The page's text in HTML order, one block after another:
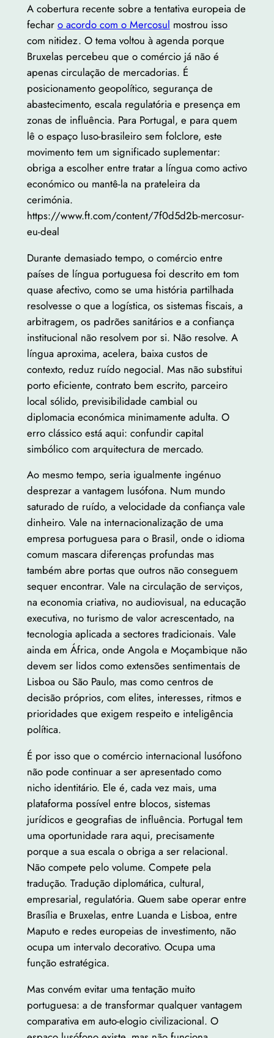
A cobertura recente sobre a tentativa europeia de
fechar o acordo com o Mercosul mostrou isso
com nitidez. O tema voltou à agenda porque
Bruxelas percebeu que o comércio já não é
apenas circulação de mercadorias. É
posicionamento geopolítico, segurança de
abastecimento, escala regulatória e presença em
zonas de influência. Para Portugal, e para quem
lê o espaço luso-brasileiro sem folclore, este
movimento tem um significado suplementar:
obriga a escolher entre tratar a língua como activo
económico ou mantê-la na prateleira da
cerimónia.
https://www.ft.com/content/7f0d5d2b-mercosur-
eu-deal
Durante demasiado tempo, o comércio entre
países de língua portuguesa foi descrito em tom
quase afectivo, como se uma história partilhada
resolvesse o que a logística, os sistemas fiscais, a
arbitragem, os padrões sanitários e a confiança
institucional não resolvem por si. Não resolve. A
língua aproxima, acelera, baixa custos de
contexto, reduz ruído negocial. Mas não substitui
porto eficiente, contrato bem escrito, parceiro
local sólido, previsibilidade cambial ou
diplomacia económica minimamente adulta. O
erro clássico está aqui: confundir capital
simbólico com arquitectura de mercado.
Ao mesmo tempo, seria igualmente ingénuo
desprezar a vantagem lusófona. Num mundo
saturado de ruído, a velocidade da confiança vale
dinheiro. Vale na internacionalização de uma
empresa portuguesa para o Brasil, onde o idioma
comum mascara diferenças profundas mas
também abre portas que outros não conseguem
sequer encontrar. Vale na circulação de serviços,
na economia criativa, no audiovisual, na educação
executiva, no turismo de valor acrescentado, na
tecnologia aplicada a sectores tradicionais. Vale
ainda em África, onde Angola e Moçambique não
devem ser lidos como extensões sentimentais de
Lisboa ou São Paulo, mas como centros de
decisão próprios, com elites, interesses, ritmos e
prioridades que exigem respeito e inteligência
política.
É por isso que o comércio internacional lusófono
não pode continuar a ser apresentado como
nicho identitário. Ele é, cada vez mais, uma
plataforma possível entre blocos, sistemas
jurídicos e geografias de influência. Portugal tem
uma oportunidade rara aqui, precisamente
porque a sua escala o obriga a ser relacional.
Não compete pelo volume. Compete pela
tradução. Tradução diplomática, cultural,
empresarial, regulatória. Quem sabe operar entre
Brasília e Bruxelas, entre Luanda e Lisboa, entre
Maputo e redes europeias de investimento, não
ocupa um intervalo decorativo. Ocupa uma
função estratégica.
Mas convém evitar uma tentação muito
portuguesa: a de transformar qualquer vantagem
comparativa em auto-elogio civilizacional. O